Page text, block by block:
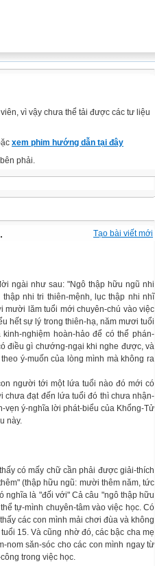
vì vậy chưa thể tải được các tư liệu
xem phim hướng dẫn tại đây
phải.
Tạo bài viết mới
ngài như sau: "Ngô thập hữu ngũ nhi
nhi tri thiên-mệnh, lục thập nhi nhĩ
mười lăm tuổi mới chuyên-chú vào việc
hết sự lý trong thiên-hạ, năm mươi tuổi
nghiệm hoàn-hảo để có thể phán-
điều gì chướng-ngại khi nghe được, và
ý-muốn của lòng mình mà không ra
người tới một lứa tuổi nào đó mới có
chưa đạt đến lứa tuổi đó thì chưa nhận-
vẹn ý-nghĩa lời phát-biểu của Khổng-Tử
này.
có mấy chữ cần phải được giải-thích
(thập hữu ngũ: mười thêm năm, tức
nghĩa là "đối với" Cả câu "ngô thập hữu
tự-mình chuyên-tâm vào việc học. Có
các con mình mải chơi đùa và không
15. Và cũng nhờ đó, các bậc cha mẹ
nom săn-sóc cho các con mình ngay từ
trong việc học.